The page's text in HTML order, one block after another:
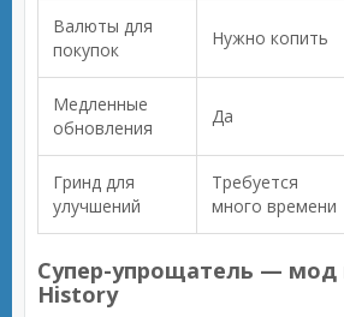
Валюты для
покупок
Нужно копить
Медленные
обновления
Да
Гринд для
улучшений
Требуется
много времени
Супер-упрощатель — мод
History